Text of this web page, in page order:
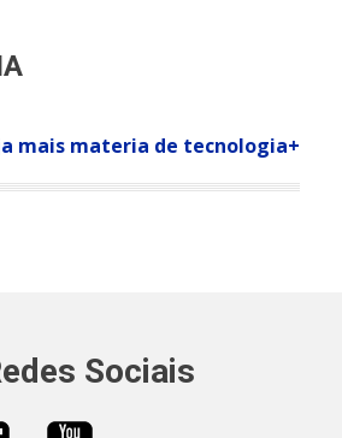
mais materia de tecnologia+
Sociais